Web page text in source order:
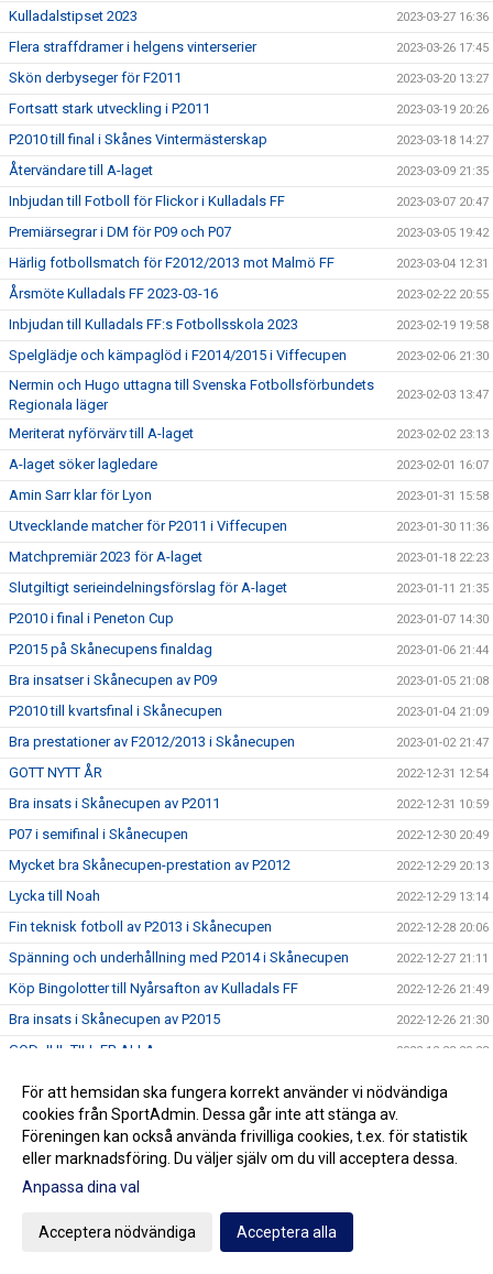
Kulladalstipset 2023 2023-03-27 16:36
Flera straffdramer i helgens vinterserier 2023-03-26 17:45
Skön derbyseger för F2011 2023-03-20 13:27
Fortsatt stark utveckling i P2011 2023-03-19 20:26
P2010 till final i Skånes Vintermästerskap 2023-03-18 14:27
Återvändare till A-laget 2023-03-09 21:35
Inbjudan till Fotboll för Flickor i Kulladals FF 2023-03-07 20:47
Premiärsegrar i DM för P09 och P07 2023-03-05 19:42
Härlig fotbollsmatch för F2012/2013 mot Malmö FF 2023-03-04 12:31
Årsmöte Kulladals FF 2023-03-16 2023-02-22 20:55
Inbjudan till Kulladals FF:s Fotbollsskola 2023 2023-02-19 19:58
Spelglädje och kämpaglöd i F2014/2015 i Viffecupen 2023-02-06 21:30
Nermin och Hugo uttagna till Svenska Fotbollsförbundets
Regionala läger
2023-02-03 13:47
Meriterat nyförvärv till A-laget 2023-02-02 23:13
A-laget söker lagledare 2023-02-01 16:07
Amin Sarr klar för Lyon 2023-01-31 15:58
Utvecklande matcher för P2011 i Viffecupen 2023-01-30 11:36
Matchpremiär 2023 för A-laget 2023-01-18 22:23
Slutgiltigt serieindelningsförslag för A-laget 2023-01-11 21:35
P2010 i final i Peneton Cup 2023-01-07 14:30
P2015 på Skånecupens finaldag 2023-01-06 21:44
Bra insatser i Skånecupen av P09 2023-01-05 21:08
P2010 till kvartsfinal i Skånecupen 2023-01-04 21:09
Bra prestationer av F2012/2013 i Skånecupen 2023-01-02 21:47
GOTT NYTT ÅR 2022-12-31 12:54
Bra insats i Skånecupen av P2011 2022-12-31 10:59
P07 i semifinal i Skånecupen 2022-12-30 20:49
Mycket bra Skånecupen-prestation av P2012 2022-12-29 20:13
Lycka till Noah 2022-12-29 13:14
Fin teknisk fotboll av P2013 i Skånecupen 2022-12-28 20:06
Spänning och underhållning med P2014 i Skånecupen 2022-12-27 21:11
Köp Bingolotter till Nyårsafton av Kulladals FF 2022-12-26 21:49
Bra insats i Skånecupen av P2015 2022-12-26 21:30
GOD JUL TILL ER ALLA 2022-12-23 20:23
P2010 avslutade säsongen med beachvolleyboll
Köp era Jul-Bingolotter av Kulladals FF vid ICA Kvantum
Malmborgs Mobilia
2022-12-11 11:50
Nyförvärv och återvändare till A-laget
För att hemsidan ska fungera korrekt använder vi nödvändiga
cookies från SportAdmin. Dessa går inte att stänga av.
Föreningen kan också använda frivilliga cookies, t.ex. för statistik
eller marknadsföring. Du väljer själv om du vill acceptera dessa.
Anpassa dina val
Acceptera nödvändiga Acceptera alla